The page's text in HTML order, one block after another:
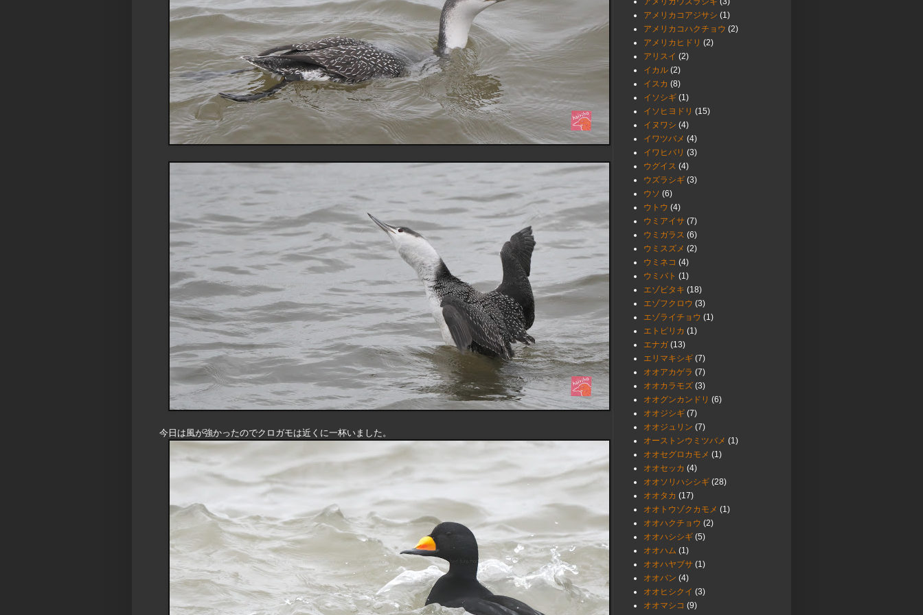
今日は風が強かったのでクロガモは近くに一杯いました。
アメリカコアジサシ (1)
アメリカコハクチョウ (2)
アメリカヒドリ (2)
アリスイ (2)
イカル (2)
イスカ (8)
イソシギ (1)
イソヒヨドリ (15)
イヌワシ (4)
イワツバメ (4)
イワヒバリ (3)
ウグイス (4)
ウズラシギ (3)
ウソ (6)
ウトウ (4)
ウミアイサ (7)
ウミガラス (6)
ウミスズメ (2)
ウミネコ (4)
ウミバト (1)
エゾビタキ (18)
エゾフクロウ (3)
エゾライチョウ (1)
エトピリカ (1)
エナガ (13)
エリマキシギ (7)
オオアカゲラ (7)
オオカラモズ (3)
オオグンカンドリ (6)
オオジシギ (7)
オオジュリン (7)
オーストンウミツバメ (1)
オオセグロカモメ (1)
オオセッカ (4)
オオソリハシシギ (28)
オオタカ (17)
オオトウゾクカモメ (1)
オオハクチョウ (2)
オオハシシギ (5)
オオハム (1)
オオハヤブサ (1)
オオバン (4)
オオヒシクイ (3)
オオマシコ (9)